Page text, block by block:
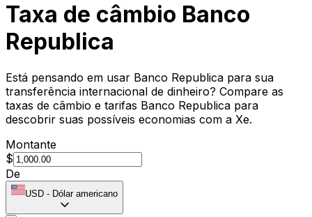
Taxa de câmbio Banco
Republica
Está pensando em usar Banco Republica para sua
transferência internacional de dinheiro? Compare as
taxas de câmbio e tarifas Banco Republica para
descobrir suas possíveis economias com a Xe.
Montante
$
De
USD - Dólar americano